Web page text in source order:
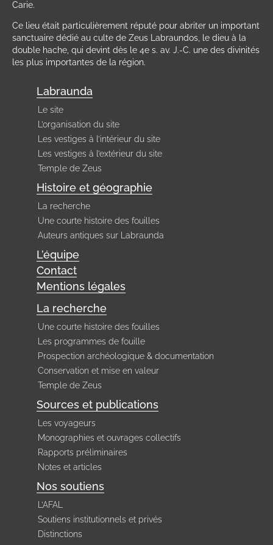
Carie.
Ce lieu était particulièrement réputé pour abriter un important
sanctuaire dédié au culte de Zeus Labraundos, le dieu à la
double hache, qui devint dès le 4e s. av. J.-C. une des divinités
les plus importantes de la région.
Labraunda
Le site
L’organisation du site
Les vestiges à l’intérieur du site
Les vestiges à l’extérieur du site
Temple de Zeus
Histoire et géographie
La recherche
Une courte histoire des fouilles
Auteurs antiques sur Labraunda
L’équipe
Contact
Mentions légales
La recherche
Une courte histoire des fouilles
Les programmes de fouille
Prospection archéologique & documentation
Conservation et mise en valeur
Temple de Zeus
Sources et publications
Les voyageurs
Monographies et ouvrages collectifs
Rapports préliminaires
Notes et articles
Nos soutiens
L’AFAL
Soutiens institutionnels et privés
Distinctions